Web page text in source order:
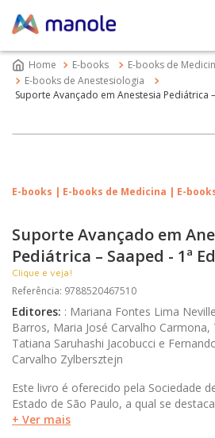
E-books
E-books de
E-books de Anestesiologia
Suporte Avançado em Anestesia Pediátrica
E-books | E-books de Medicina | E-
Suporte Avançado em
Pediátrica – Saaped - 1ª
Clique e veja!
Referência: 9788520467510
Editores: : Mariana Fontes Lima
Barros, Maria José Carvalho Carmona,
Tatiana Saruhashi Jacobucci e
Carvalho Zylbersztejn
Este livro é oferecido pela Sociedade
Estado de São Paulo, a qual se
formação de profissionais. Com a
+ Ver mais